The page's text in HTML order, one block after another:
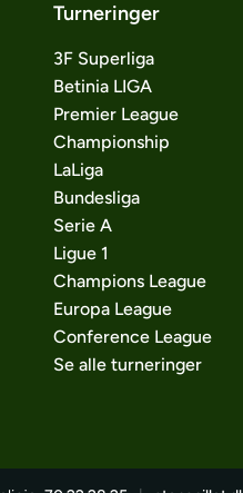
Turneringer
3F Superliga
Betinia LIGA
Premier League
Championship
LaLiga
Bundesliga
Serie A
Ligue 1
Champions League
Europa League
Conference League
Se alle turneringer